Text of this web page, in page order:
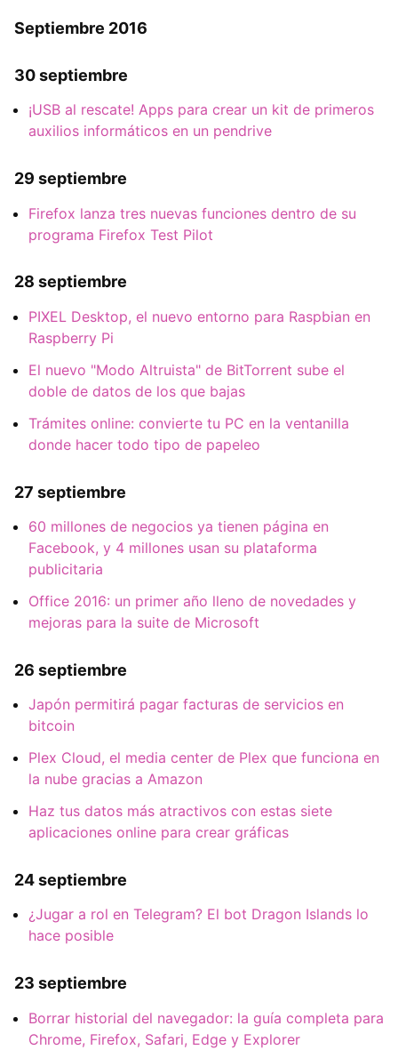
Septiembre 2016
30 septiembre
¡USB al rescate! Apps para crear un kit de primeros
auxilios informáticos en un pendrive
29 septiembre
Firefox lanza tres nuevas funciones dentro de su
programa Firefox Test Pilot
28 septiembre
PIXEL Desktop, el nuevo entorno para Raspbian en
Raspberry Pi
El nuevo "Modo Altruista" de BitTorrent sube el
doble de datos de los que bajas
Trámites online: convierte tu PC en la ventanilla
donde hacer todo tipo de papeleo
27 septiembre
60 millones de negocios ya tienen página en
Facebook, y 4 millones usan su plataforma
publicitaria
Office 2016: un primer año lleno de novedades y
mejoras para la suite de Microsoft
26 septiembre
Japón permitirá pagar facturas de servicios en
bitcoin
Plex Cloud, el media center de Plex que funciona en
la nube gracias a Amazon
Haz tus datos más atractivos con estas siete
aplicaciones online para crear gráficas
24 septiembre
¿Jugar a rol en Telegram? El bot Dragon Islands lo
hace posible
23 septiembre
Borrar historial del navegador: la guía completa para
Chrome, Firefox, Safari, Edge y Explorer